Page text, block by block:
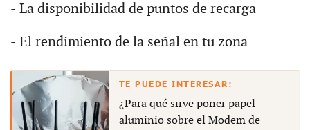
- La disponibilidad de puntos de recarga
- El rendimiento de la señal en tu zona
¿Para qué sirve poner papel
aluminio sobre el Modem de